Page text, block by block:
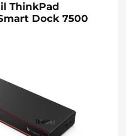
ThinkPad
Dock 7500